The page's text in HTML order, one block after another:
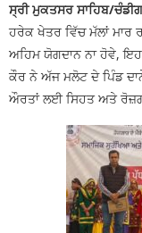
ਸ੍ਰੀ ਮੁਕਤਸਰ ਸਾਹਿਬ/
ਹਰੇਕ ਖੇਤਰ ਵਿੱਚ ਮੱਲਾਂ ਮਾਰ
ਅਹਿਮ ਯੋਗਦਾਨ ਨਾ ਹੋਵੇ,
ਕੌਰ ਨੇ ਅੱਜ ਮਲੋਟ ਦੇ ਪਿੰਡ
ਔਰਤਾਂ ਲਈ ਸਿਹਤ ਅਤੇ